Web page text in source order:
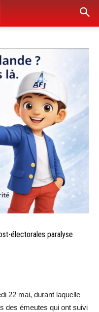
électorales paralyse
22 mai, durant laquelle
des émeutes qui ont suivi